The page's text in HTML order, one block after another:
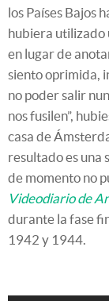
los Países Bajos
hubiera utilizado
en lugar de
siento oprimida,
no poder salir
nos fusilen”,
casa de
resultado es una
de momento no
Videodiario de
durante la fase
1942 y 1944.